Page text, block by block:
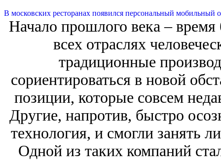
В московских ресторанах появился персональный мобильный
Начало прошлого века – время
всех отраслях
традиционные
сориентироваться в новой
позиции, которые совсем
Другие, напротив, быстро
технология, и смогли занять
Одной из таких компаний